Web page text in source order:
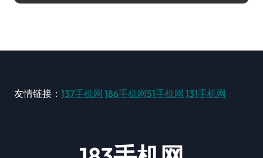
友情链接： 137手机网 186手机网51手机网 131手机网